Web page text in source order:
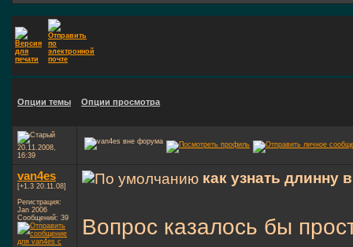
Опции темы Опции просмотра
20.11.2008,
16:39
van4es
[+1.3 20.11.08]
Регистрация:
Jan 2006
Сообщений: 39
как узнать длинну
Вопрос казалось бы